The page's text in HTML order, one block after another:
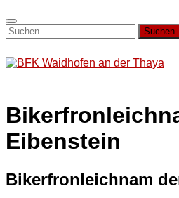
Suchen
nach:
Eibenstein
Bikerfronleichnam